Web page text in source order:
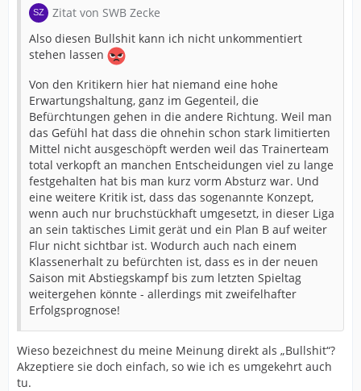
Zitat von SWB Zecke
Also diesen Bullshit kann ich nicht unkommentiert
stehen lassen
Von den Kritikern hier hat niemand eine hohe
Erwartungshaltung, ganz im Gegenteil, die
Befürchtungen gehen in die andere Richtung. Weil man
das Gefühl hat dass die ohnehin schon stark limitierten
Mittel nicht ausgeschöpft werden weil das Trainerteam
total verkopft an manchen Entscheidungen viel zu lange
festgehalten hat bis man kurz vorm Absturz war. Und
eine weitere Kritik ist, dass das sogenannte Konzept,
wenn auch nur bruchstückhaft umgesetzt, in dieser Liga
an sein taktisches Limit gerät und ein Plan B auf weiter
Flur nicht sichtbar ist. Wodurch auch nach einem
Klassenerhalt zu befürchten ist, dass es in der neuen
Saison mit Abstiegskampf bis zum letzten Spieltag
weitergehen könnte - allerdings mit zweifelhafter
Erfolgsprognose!
Wieso bezeichnest du meine Meinung direkt als „Bullshit“?
Akzeptiere sie doch einfach, so wie ich es umgekehrt auch
tu.